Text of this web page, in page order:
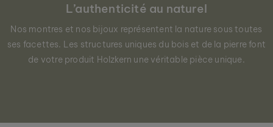
L’authenticité au naturel
Nos montres et nos bijoux représentent la nature sous toutes
ses facettes. Les structures uniques du bois et de la pierre font
de votre produit Holzkern une véritable pièce unique.